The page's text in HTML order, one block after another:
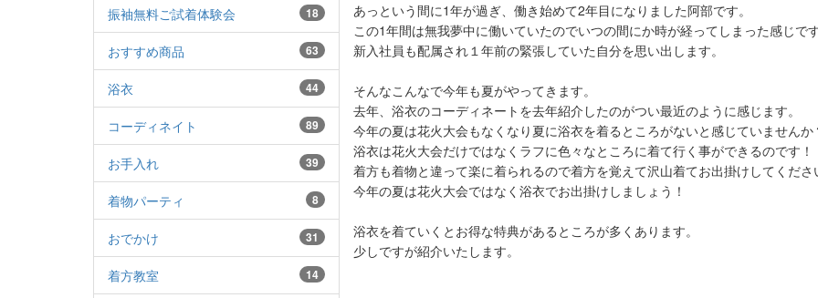
18
振袖無料ご試着体験会
63
おすすめ商品
44
浴衣
89
コーディネイト
39
お手入れ
8
着物パーティ
31
おでかけ
14
着方教室
あっという間に1年が過ぎ、働き始めて2年目になりました阿部です。
この1年間は無我夢中に働いていたのでいつの間にか時が経ってしまった感じで
新入社員も配属され１年前の緊張していた自分を思い出します。
そんなこんなで今年も夏がやってきます。
去年、浴衣のコーディネートを去年紹介したのがつい最近のように感じます。
今年の夏は花火大会もなくなり夏に浴衣を着るところがないと感じていませんか
浴衣は花火大会だけではなくラフに色々なところに着て行く事ができるのです！
着方も着物と違って楽に着られるので着方を覚えて沢山着てお出掛けしてくださ
今年の夏は花火大会ではなく浴衣でお出掛けしましょう！
浴衣を着ていくとお得な特典があるところが多くあります。
少しですが紹介いたします。